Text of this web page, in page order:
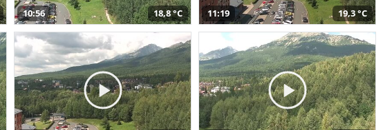
10:56 18,8 °C 11:19 19,3 °C